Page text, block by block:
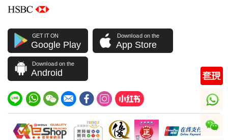
GET IT ON
Google Play
Download on the
App Store
Download on the
Android
whatsapp